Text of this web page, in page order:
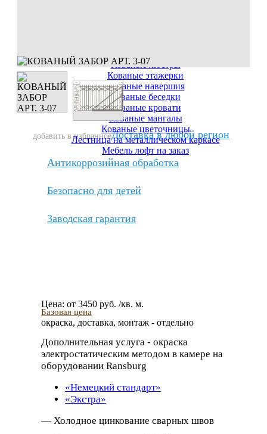
Кованые люстры
Кованые этажерки
Кованые навершия
Кованые беседки
Кованые кровати
Кованые мангалы
Кованые цветочницы
Лестница на металлическом каркасе
Мебель лофт на заказ
добавить в избранноеДоставка в любой регион
Антикоррозийная обработка
Безопасно для детей
Заводская гарантия
Цена: от 3450 руб. /кв. м.
Базовая цена
окраска, доставка, монтаж - отдельно
Дополнительная услуга - окраска
электростатическим методом в камере на
оборудовании Ransburg
«Немецкий стандарт»
«Экстра»
— Холодное цинкование сварных швов